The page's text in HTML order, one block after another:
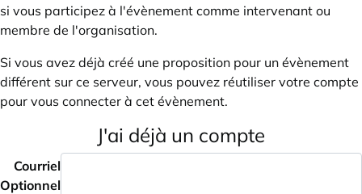
si vous participez à l'évènement comme intervenant ou
membre de l'organisation.
Si vous avez déjà créé une proposition pour un évènement
différent sur ce serveur, vous pouvez réutiliser votre compte
pour vous connecter à cet évènement.
J'ai déjà un compte
Courriel
Optionnel